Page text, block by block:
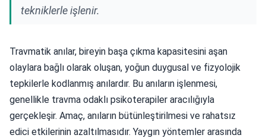
tekniklerle işlenir.
Travmatik anılar, bireyin başa çıkma kapasitesini aşan
olaylara bağlı olarak oluşan, yoğun duygusal ve fizyolojik
tepkilerle kodlanmış anılardır. Bu anıların işlenmesi,
genellikle travma odaklı psikoterapiler aracılığıyla
gerçekleşir. Amaç, anıların bütünleştirilmesi ve rahatsız
edici etkilerinin azaltılmasıdır. Yaygın yöntemler arasında